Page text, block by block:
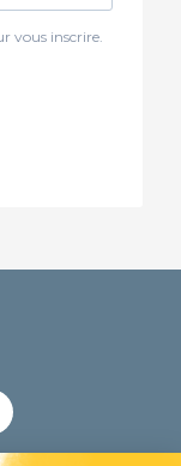
vous inscrire.